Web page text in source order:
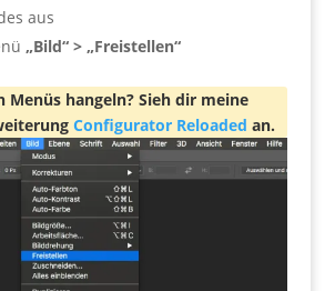
aus
„Bild“ > „Freistellen“
Menüs hangeln? Sieh dir meine
Configurator Reloaded an.